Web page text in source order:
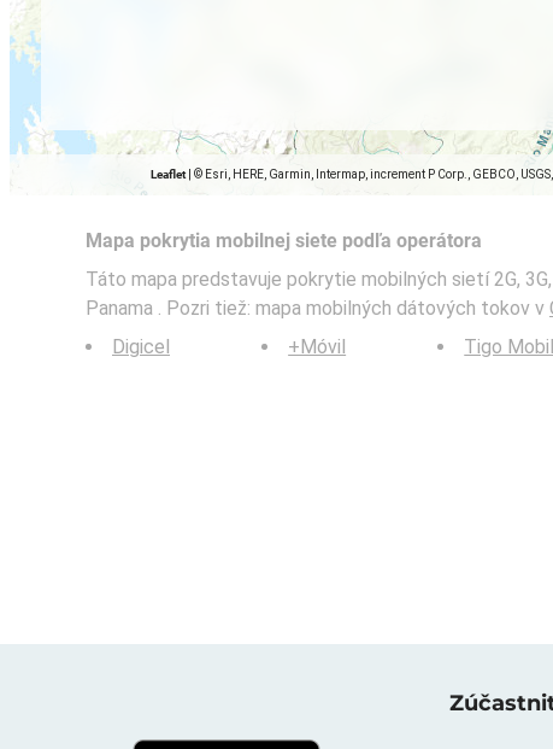
Leaflet © Esri, HERE, Garmin, Intermap, increment P Corp., GEBCO,
Mapa pokrytia mobilnej siete podľa operátora
Táto mapa predstavuje pokrytie mobilných sietí 2G, 3G,
Panama . Pozri tiež: mapa mobilných dátových tokov v
Digicel
+Móvil Tigo